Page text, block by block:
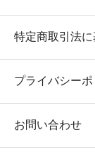
特定商取引法
プライバシー
お問い合わせ